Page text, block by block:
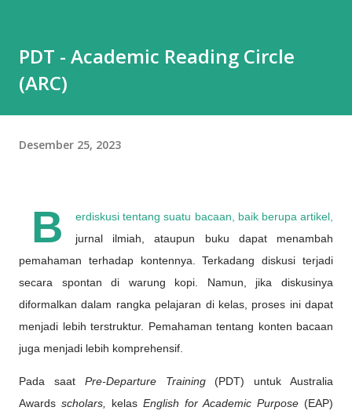
PDT - Academic Reading Circle
(ARC)
Desember 25, 2023
B
erdiskusi tentang suatu bacaan, baik berupa artikel,
jurnal ilmiah, ataupun buku dapat menambah
pemahaman terhadap kontennya. Terkadang diskusi terjadi
secara spontan di warung kopi. Namun, jika diskusinya
diformalkan dalam rangka pelajaran di kelas, proses ini dapat
menjadi lebih terstruktur. Pemahaman tentang konten bacaan
juga menjadi lebih komprehensif.
Pada saat Pre-Departure Training(PDT) untuk Australia
Awards scholars, kelas English for Academic Purpose (EAP)